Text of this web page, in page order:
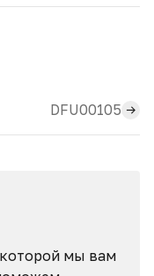
DFU00105
мы вам